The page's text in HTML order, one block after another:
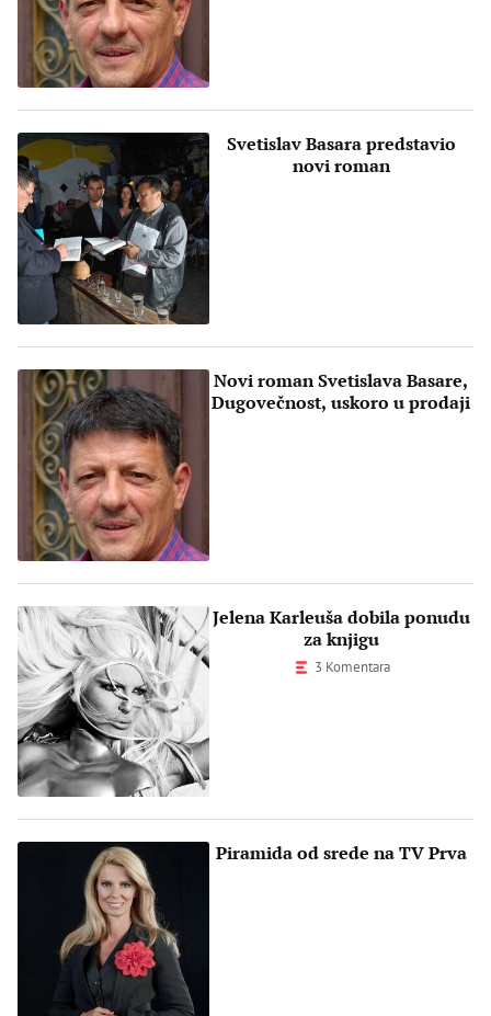
Svetislav Basara predstavio
novi roman
Novi roman Svetislava Basare,
Dugovečnost, uskoro u prodaji
Jelena Karleuša dobila ponudu
za knjigu
3 Komentara
Piramida od srede na TV Prva